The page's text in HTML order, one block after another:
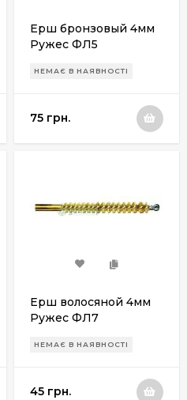
Ерш бронзовый 4мм
Ружес ФЛ5
НЕМАЄ В НАЯВНОСТІ
75 грн.
Ерш волосяной 4мм
Ружес ФЛ7
НЕМАЄ В НАЯВНОСТІ
45 грн.